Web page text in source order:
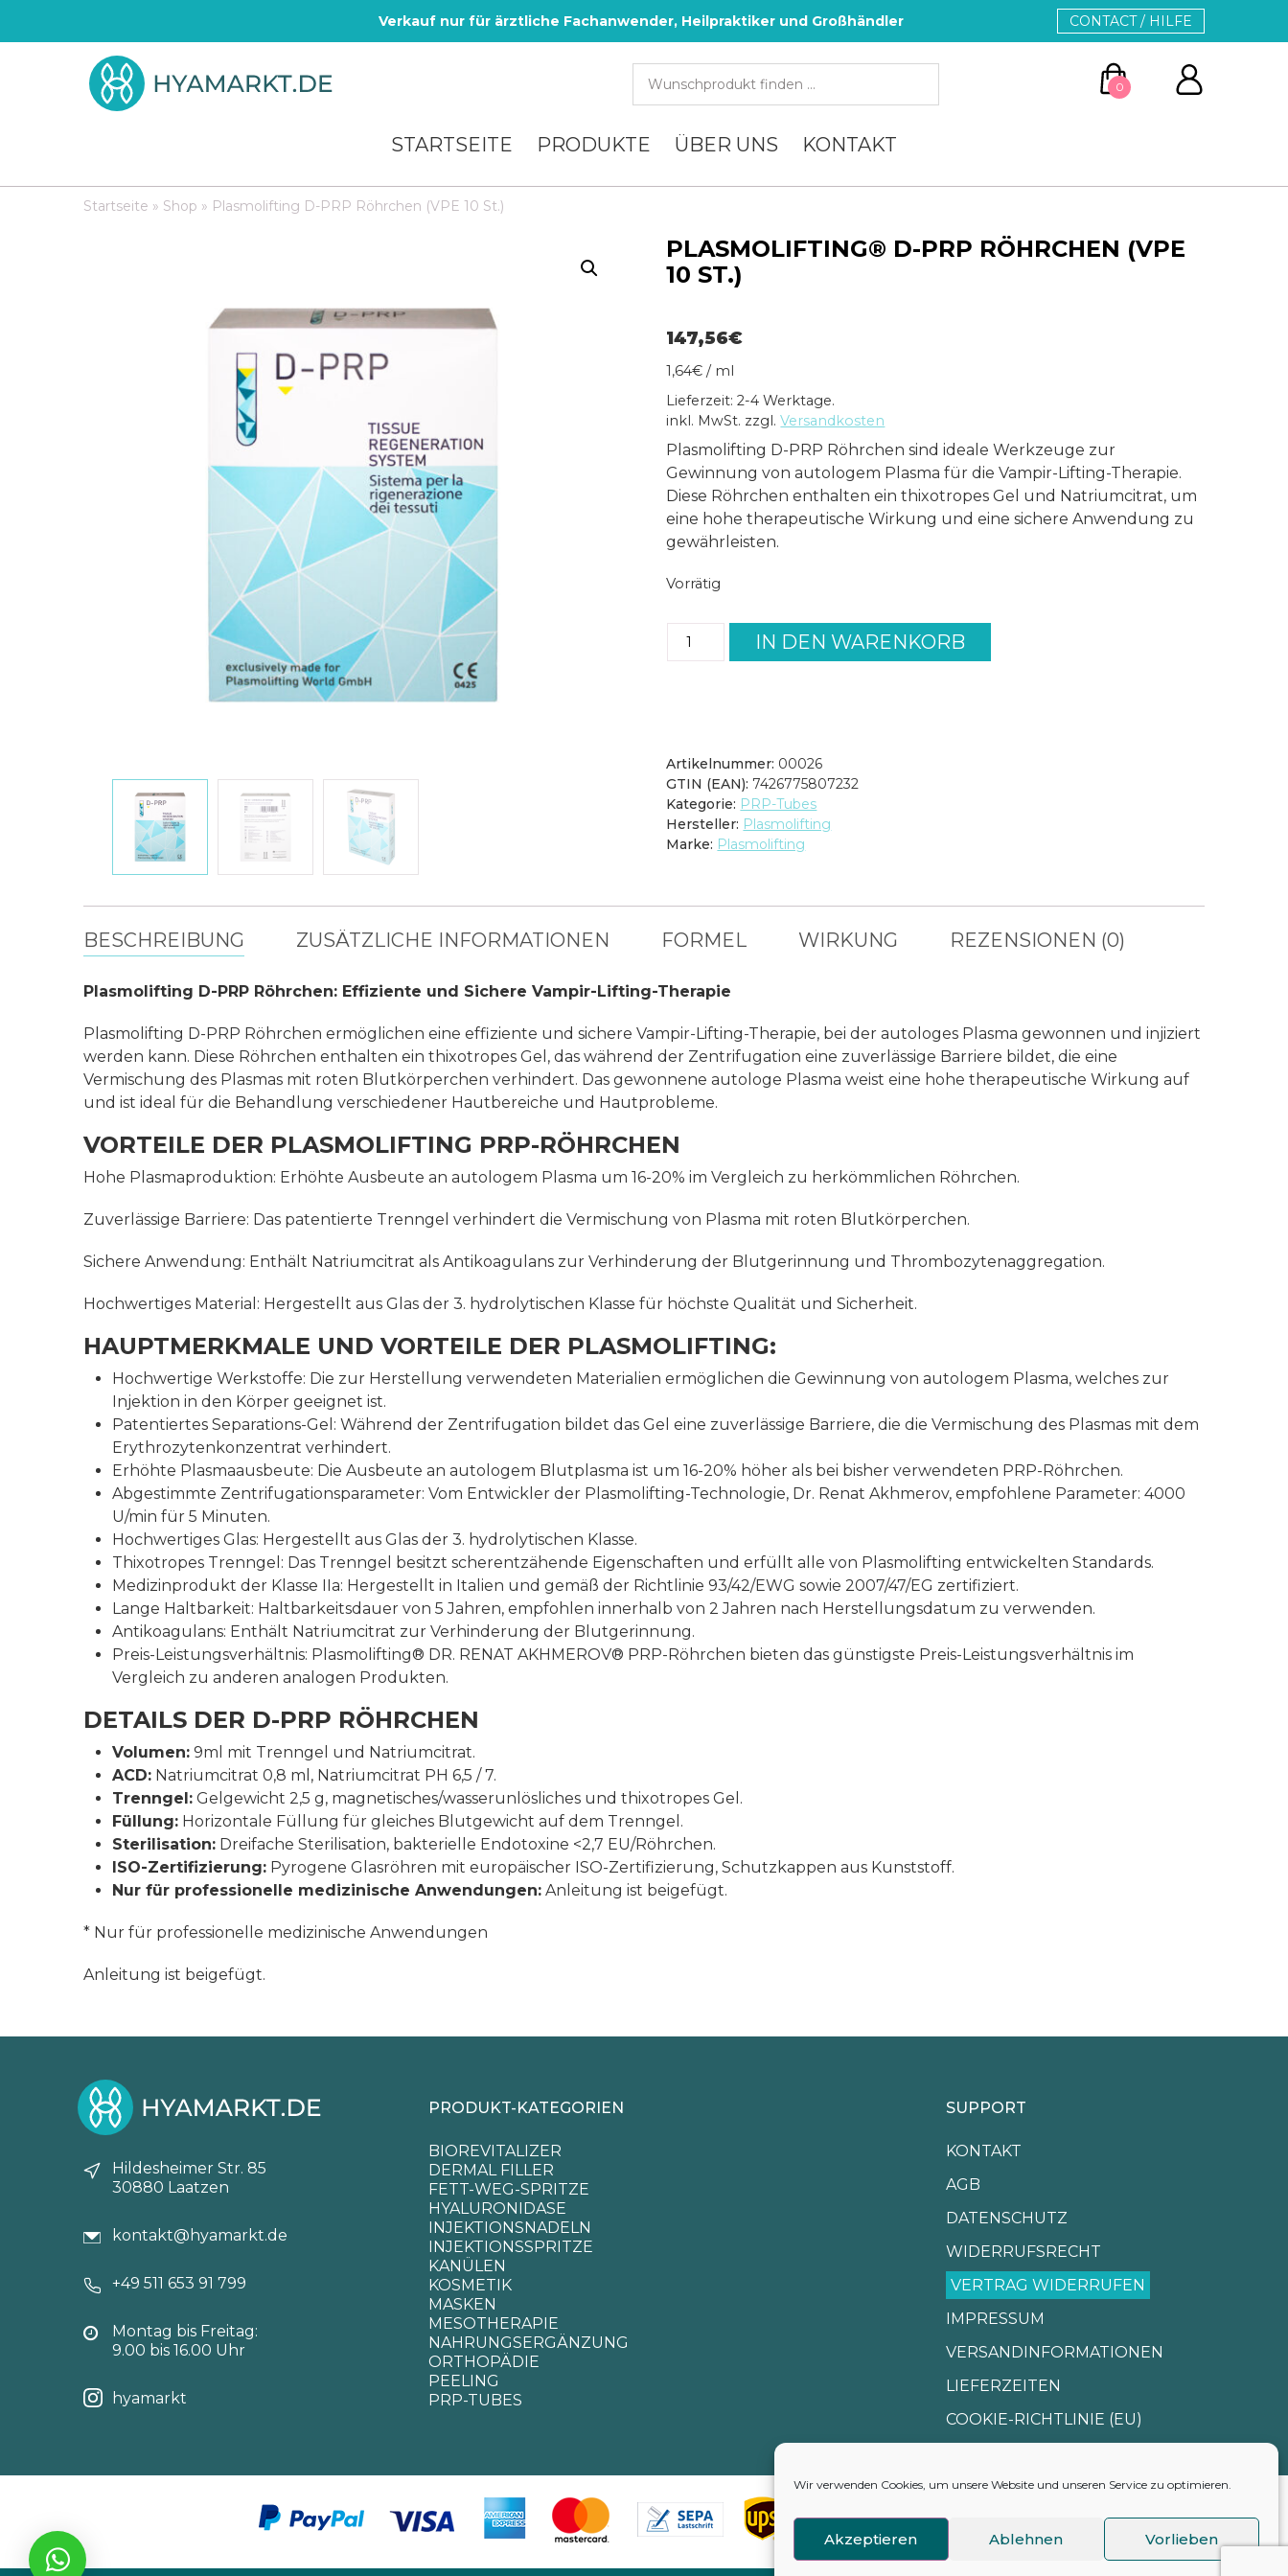
Wir verwenden Cookies, um unsere Website und unseren Service zu optimieren.
Akzeptieren Ablehnen Vorlieben
Verkauf nur für ärztliche Fachanwender, Heilpraktiker und Großhändler CONTACT / HILFE
0
STARTSEITE PRODUKTE ÜBER UNS KONTAKT
Startseite » Shop » Plasmolifting D-PRP Röhrchen (VPE 10 St.)
PLASMOLIFTING® D-PRP RÖHRCHEN (VPE
10 ST.)
147,56€
1,64€ / ml
Lieferzeit: 2-4 Werktage.
inkl. MwSt. zzgl.Versandkosten
Plasmolifting D-PRP Röhrchen sind ideale Werkzeuge zur
Gewinnung von autologem Plasma für die Vampir-Lifting-Therapie.
Diese Röhrchen enthalten ein thixotropes Gel und Natriumcitrat, um
eine hohe therapeutische Wirkung und eine sichere Anwendung zu
gewährleisten.
Vorrätig
Menge
IN DEN WARENKORB
Artikelnummer: 00026
GTIN (EAN): 7426775807232
Kategorie: PRP-Tubes
Hersteller: Plasmolifting
Marke: Plasmolifting
BESCHREIBUNG ZUSÄTZLICHE INFORMATIONEN FORMEL WIRKUNG REZENSIONEN (0)
Plasmolifting D-PRP Röhrchen: Effiziente und Sichere Vampir-Lifting-Therapie
Plasmolifting D-PRP Röhrchen ermöglichen eine effiziente und sichere Vampir-Lifting-Therapie, bei der autologes Plasma gewonnen und injiziert
werden kann. Diese Röhrchen enthalten ein thixotropes Gel, das während der Zentrifugation eine zuverlässige Barriere bildet, die eine
Vermischung des Plasmas mit roten Blutkörperchen verhindert. Das gewonnene autologe Plasma weist eine hohe therapeutische Wirkung auf
und ist ideal für die Behandlung verschiedener Hautbereiche und Hautprobleme.
VORTEILE DER PLASMOLIFTING PRP-RÖHRCHEN
Hohe Plasmaproduktion: Erhöhte Ausbeute an autologem Plasma um 16-20% im Vergleich zu herkömmlichen Röhrchen.
Zuverlässige Barriere: Das patentierte Trenngel verhindert die Vermischung von Plasma mit roten Blutkörperchen.
Sichere Anwendung: Enthält Natriumcitrat als Antikoagulans zur Verhinderung der Blutgerinnung und Thrombozytenaggregation.
Hochwertiges Material: Hergestellt aus Glas der 3. hydrolytischen Klasse für höchste Qualität und Sicherheit.
HAUPTMERKMALE UND VORTEILE DER PLASMOLIFTING:
Hochwertige Werkstoffe: Die zur Herstellung verwendeten Materialien ermöglichen die Gewinnung von autologem Plasma, welches zur
Injektion in den Körper geeignet ist.
Patentiertes Separations-Gel: Während der Zentrifugation bildet das Gel eine zuverlässige Barriere, die die Vermischung des Plasmas mit dem
Erythrozytenkonzentrat verhindert.
Erhöhte Plasmaausbeute: Die Ausbeute an autologem Blutplasma ist um 16-20% höher als bei bisher verwendeten PRP-Röhrchen.
Abgestimmte Zentrifugationsparameter: Vom Entwickler der Plasmolifting-Technologie, Dr. Renat Akhmerov, empfohlene Parameter: 4000
U/min für 5 Minuten.
Hochwertiges Glas: Hergestellt aus Glas der 3. hydrolytischen Klasse.
Thixotropes Trenngel: Das Trenngel besitzt scherentzähende Eigenschaften und erfüllt alle von Plasmolifting entwickelten Standards.
Medizinprodukt der Klasse IIa: Hergestellt in Italien und gemäß der Richtlinie 93/42/EWG sowie 2007/47/EG zertifiziert.
Lange Haltbarkeit: Haltbarkeitsdauer von 5 Jahren, empfohlen innerhalb von 2 Jahren nach Herstellungsdatum zu verwenden.
Antikoagulans: Enthält Natriumcitrat zur Verhinderung der Blutgerinnung.
Preis-Leistungsverhältnis: Plasmolifting® DR. RENAT AKHMEROV® PRP-Röhrchen bieten das günstigste Preis-Leistungsverhältnis im
Vergleich zu anderen analogen Produkten.
DETAILS DER D-PRP RÖHRCHEN
Volumen: 9ml mit Trenngel und Natriumcitrat.
ACD: Natriumcitrat 0,8 ml, Natriumcitrat PH 6,5 / 7.
Trenngel: Gelgewicht 2,5 g, magnetisches/wasserunlösliches und thixotropes Gel.
Füllung: Horizontale Füllung für gleiches Blutgewicht auf dem Trenngel.
Sterilisation: Dreifache Sterilisation, bakterielle Endotoxine <2,7 EU/Röhrchen.
ISO-Zertifizierung: Pyrogene Glasröhren mit europäischer ISO-Zertifizierung, Schutzkappen aus Kunststoff.
Nur für professionelle medizinische Anwendungen: Anleitung ist beigefügt.
* Nur für professionelle medizinische Anwendungen
Anleitung ist beigefügt.
Hildesheimer Str. 85
30880 Laatzen
kontakt@hyamarkt.de
+49 511 653 91 799
Montag bis Freitag:
9.00 bis 16.00 Uhr
hyamarkt
PRODUKT-KATEGORIEN
BIOREVITALIZER
DERMAL FILLER
FETT-WEG-SPRITZE
HYALURONIDASE
INJEKTIONSNADELN
INJEKTIONSSPRITZE
KANÜLEN
KOSMETIK
MASKEN
MESOTHERAPIE
NAHRUNGSERGÄNZUNG
ORTHOPÄDIE
PEELING
PRP-TUBES
SUPPORT
KONTAKT
AGB
DATENSCHUTZ
WIDERRUFSRECHT
VERTRAG WIDERRUFEN
IMPRESSUM
VERSANDINFORMATIONEN
LIEFERZEITEN
COOKIE-RICHTLINIE (EU)